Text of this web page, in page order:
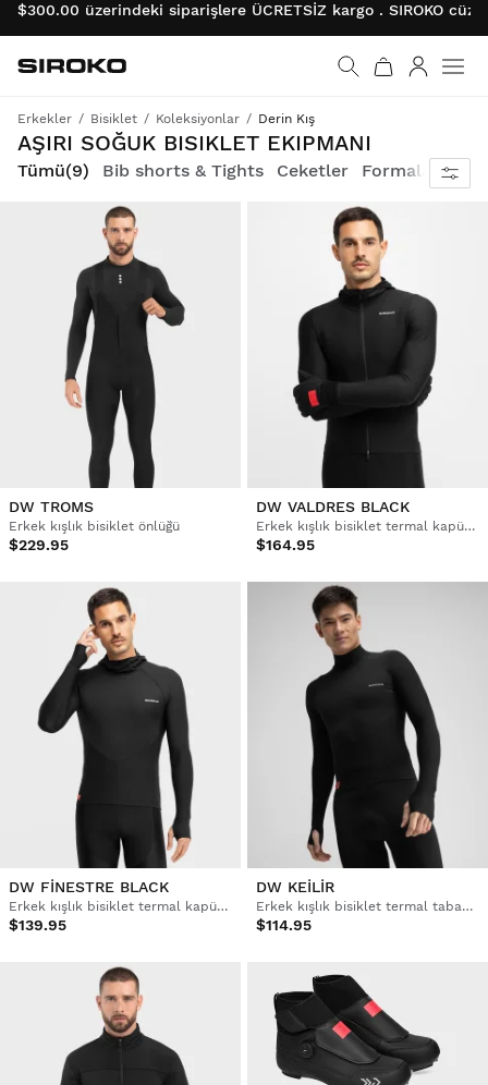
$300.00 üzerindeki siparişlere ÜCRETSİZ kargo . SIROKO
Ana sayfaya git
Siroko.com
Erkekler Bisiklet Koleksiyonlar Derin Kış
AŞIRI SOĞUK BISIKLET EKIPMANI
Deep Winter Koleksiyonu: sert kışlar için bisiklet kıyafetleri ve aksesuarları. 10 ºC'ye kadar düşük sıcaklıklara dayanır
Tümü(9) Bib shorts & Tights Ceketler Formalar
DW TROMS
Erkek kışlık bisiklet önlüğü
$229.95
DW VALDRES BLACK
Erkek kışlık bisiklet termal kapüşonlu forma
$164.95
DW FINESTRE BLACK
Erkek kışlık bisiklet termal kapüşonlu taban katmanlı üst
$139.95
DW KEILIR
Erkek kışlık bisiklet termal taban katmanı üst
$114.95